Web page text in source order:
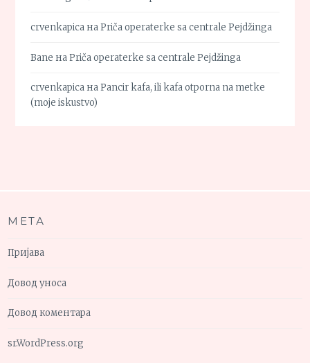
crvenkapica наPriča operaterke sa centrale Pejdžinga
Bane наPriča operaterke sa centrale Pejdžinga
crvenkapica наPancir kafa, ili kafa otporna na metke
(moje iskustvo)
МЕТА
Пријава
Довод уноса
Довод коментара
sr.WordPress.org